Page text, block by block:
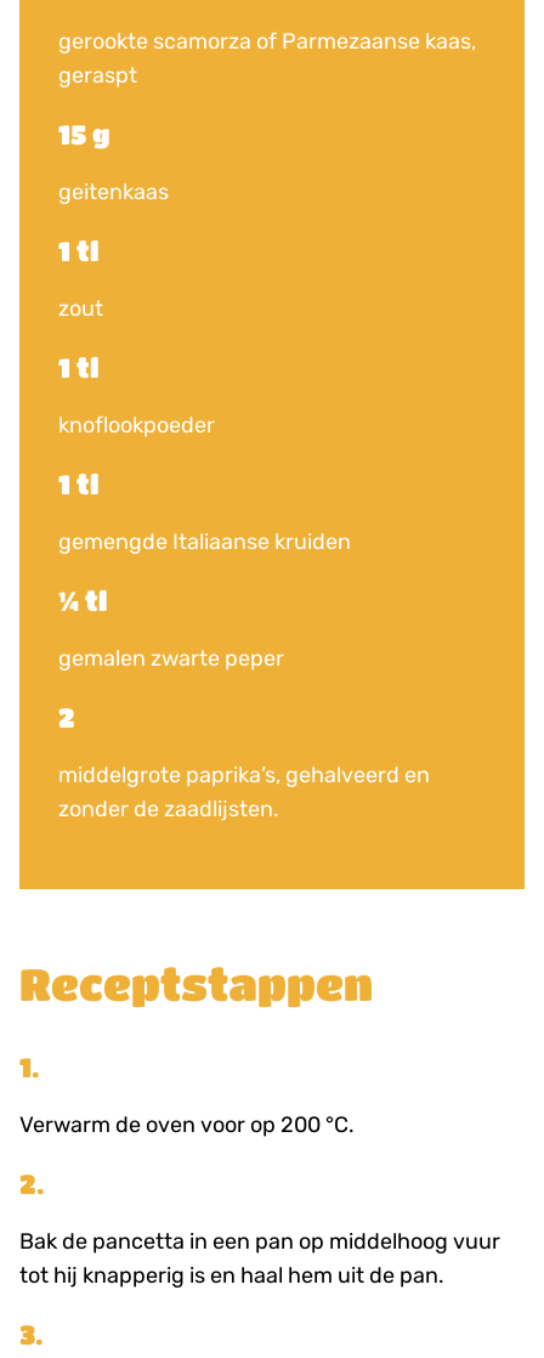
Receptstappen
1.
Verwarm de oven voor op 200 °C.
2.
Bak de pancetta in een pan op middelhoog vuur
tot hij knapperig is en haal hem uit de pan.
3.
gerookte scamorza of Parmezaanse kaas,
geraspt
15 g
geitenkaas
1 tl
zout
1 tl
knoflookpoeder
1 tl
gemengde Italiaanse kruiden
¼ tl
gemalen zwarte peper
2
middelgrote paprika’s, gehalveerd en
zonder de zaadlijsten.